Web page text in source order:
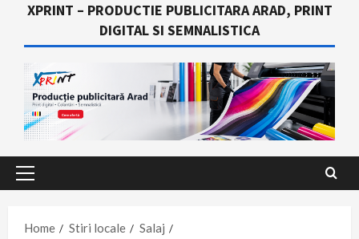
XPRINT – PRODUCTIE PUBLICITARA ARAD, PRINT
DIGITAL SI SEMNALISTICA
Primary
Home
Stiri locale
Salaj